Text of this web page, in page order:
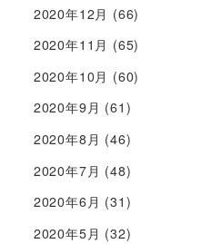
2020年12月 (66)
2020年11月 (65)
2020年10月 (60)
2020年9月 (61)
2020年8月 (46)
2020年7月 (48)
2020年6月 (31)
2020年5月 (32)